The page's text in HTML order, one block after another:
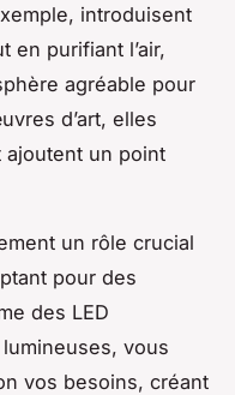
introduisent
en purifiant l’air,
agréable pour
d’art, elles
un point
un rôle crucial
pour des
des LED
vous
vos besoins, créant